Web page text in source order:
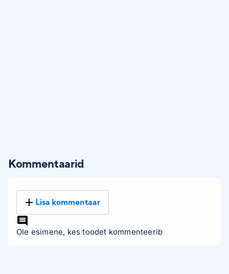
Kommentaarid
Lisa kommentaar
Ole esimene, kes toodet kommenteerib